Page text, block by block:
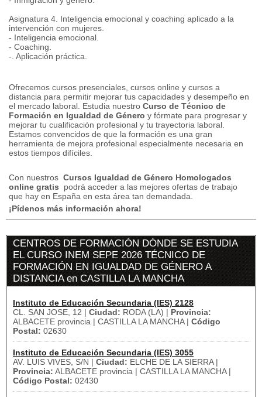
Asignatura 4. Inteligencia emocional y coaching aplicado a la
intervención con mujeres.
- Inteligencia emocional.
- Coaching.
-. Aplicación práctica.
Ofrecemos cursos presenciales, cursos online y cursos a
distancia para permitir mejorar tus capacidades y desempeño en
el mercado laboral. Estudia nuestro Curso de Técnico de
Formación en Igualdad de Género y fórmate para progresar y
mejorar tu cualificación profesional y tu trayectoria laboral.
Estamos convencidos de que la formación es una gran
herramienta de mejora profesional especialmente necesaria en
estos tiempos difíciles.
Con nuestros Cursos Igualdad de Género Homologados
online gratis podrá acceder a las mejores ofertas de trabajo
que hay en España en esta área tan demandada.
¡Pídenos más información ahora!
CENTROS DE FORMACIÓN DÓNDE SE ESTUDIA
EL CURSO INEM SEPE 2026 TÉCNICO DE
FORMACIÓN EN IGUALDAD DE GÉNERO A
DISTANCIA en CASTILLA LA MANCHA
Instituto de Educación Secundaria (IES) 2128
CL. SAN JOSE, 12 | Ciudad: RODA (LA) | Provincia:
ALBACETE provincia | CASTILLA LA MANCHA | Código
Postal: 02630
Instituto de Educación Secundaria (IES) 3055
AV. LUIS VIVES, S/N | Ciudad: ELCHE DE LA SIERRA |
Provincia: ALBACETE provincia | CASTILLA LA MANCHA |
Código Postal: 02430